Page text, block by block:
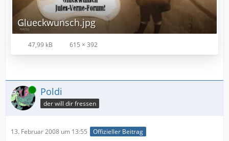
Glueckwunsch.jpg
47,99 kB 615 × 392
Online Poldi
der will dir fressen
13. Februar 2008 um 13:55 Offizieller Beitrag